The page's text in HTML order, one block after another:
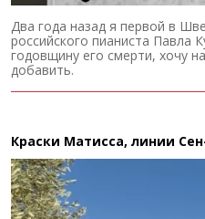
Два года назад я первой в
российского пианиста Павла
годовщину его смерти, хочу
добавить.
Краски Матисса, линии